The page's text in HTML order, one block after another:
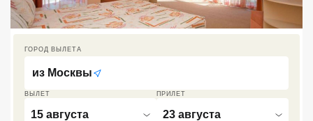
ВЫЛЕТ
15 августа
ПРИЛЕТ
23 августа
ГОРОД ВЫЛЕТА
из Москвы
Кав Мин Воды
ТОП 10 лучших отелей 5*